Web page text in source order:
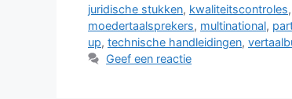
juridische stukken, kwaliteitscontroles,
moedertaalsprekers, multinational,
up, technische handleidingen,
Geef een reactie